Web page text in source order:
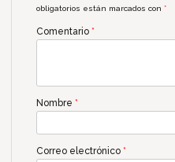
obligatorios están marcados con*
Comentario *
Nombre *
Correo electrónico *